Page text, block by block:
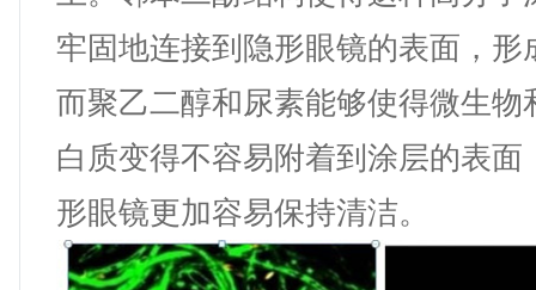
牢固地连接到隐形眼镜的表面，形
而聚乙二醇和尿素能够使得微生物
白质变得不容易附着到涂层的表面
形眼镜更加容易保持清洁。